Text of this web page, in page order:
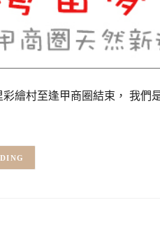
繪村至逢甲商圈結束， 我們